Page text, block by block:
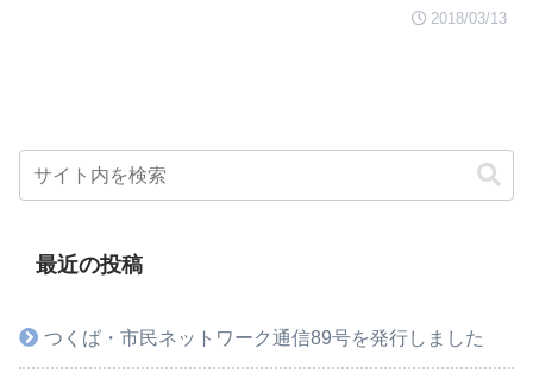
2018/03/13
最近の投稿
つくば・市民ネットワーク通信89号を発行しました